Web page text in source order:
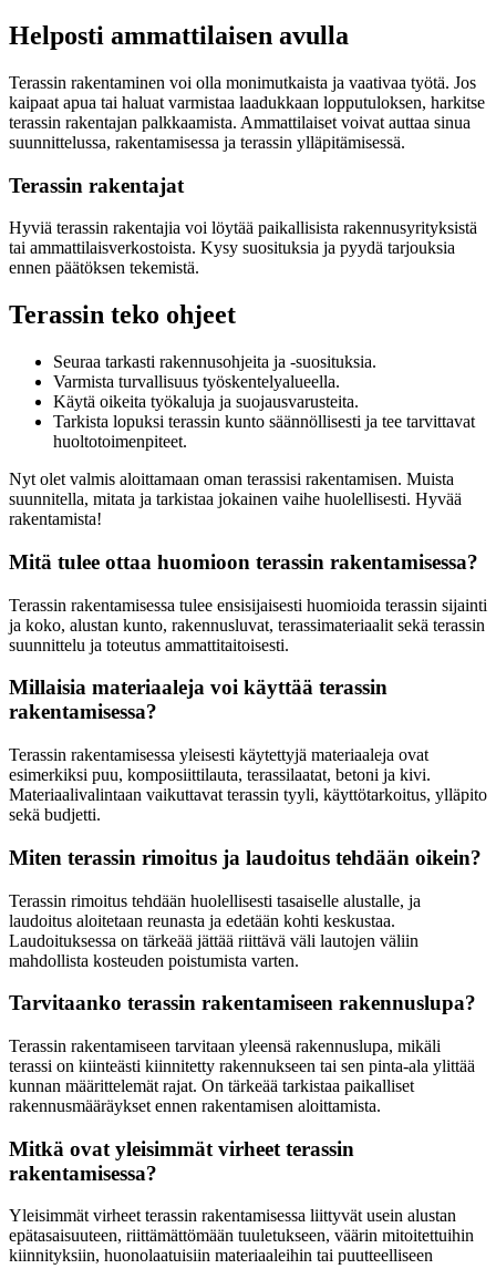
Helposti ammattilaisen avulla
Terassin rakentaminen voi olla monimutkaista ja vaativaa työtä. Jos
kaipaat apua tai haluat varmistaa laadukkaan lopputuloksen, harkitse
terassin rakentajan palkkaamista. Ammattilaiset voivat auttaa sinua
suunnittelussa, rakentamisessa ja terassin ylläpitämisessä.
Terassin rakentajat
Hyviä terassin rakentajia voi löytää paikallisista rakennusyrityksistä
tai ammattilaisverkostoista. Kysy suosituksia ja pyydä tarjouksia
ennen päätöksen tekemistä.
Terassin teko ohjeet
Seuraa tarkasti rakennusohjeita ja -suosituksia.
Varmista turvallisuus työskentelyalueella.
Käytä oikeita työkaluja ja suojausvarusteita.
Tarkista lopuksi terassin kunto säännöllisesti ja tee tarvittavat
huoltotoimenpiteet.
Nyt olet valmis aloittamaan oman terassisi rakentamisen. Muista
suunnitella, mitata ja tarkistaa jokainen vaihe huolellisesti. Hyvää
rakentamista!
Mitä tulee ottaa huomioon terassin rakentamisessa?
Terassin rakentamisessa tulee ensisijaisesti huomioida terassin sijainti
ja koko, alustan kunto, rakennusluvat, terassimateriaalit sekä terassin
suunnittelu ja toteutus ammattitaitoisesti.
Millaisia materiaaleja voi käyttää terassin
rakentamisessa?
Terassin rakentamisessa yleisesti käytettyjä materiaaleja ovat
esimerkiksi puu, komposiittilauta, terassilaatat, betoni ja kivi.
Materiaalivalintaan vaikuttavat terassin tyyli, käyttötarkoitus, ylläpito
sekä budjetti.
Miten terassin rimoitus ja laudoitus tehdään oikein?
Terassin rimoitus tehdään huolellisesti tasaiselle alustalle, ja
laudoitus aloitetaan reunasta ja edetään kohti keskustaa.
Laudoituksessa on tärkeää jättää riittävä väli lautojen väliin
mahdollista kosteuden poistumista varten.
Tarvitaanko terassin rakentamiseen rakennuslupa?
Terassin rakentamiseen tarvitaan yleensä rakennuslupa, mikäli
terassi on kiinteästi kiinnitetty rakennukseen tai sen pinta-ala ylittää
kunnan määrittelemät rajat. On tärkeää tarkistaa paikalliset
rakennusmääräykset ennen rakentamisen aloittamista.
Mitkä ovat yleisimmät virheet terassin
rakentamisessa?
Yleisimmät virheet terassin rakentamisessa liittyvät usein alustan
epätasaisuuteen, riittämättömään tuuletukseen, väärin mitoitettuihin
kiinnityksiin, huonolaatuisiin materiaaleihin tai puutteelliseen